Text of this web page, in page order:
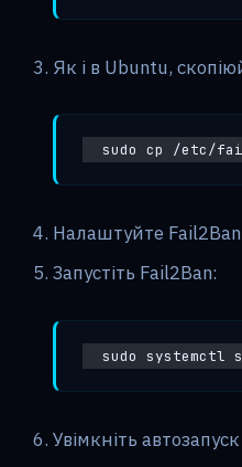
Як і в Ubuntu,
sudo cp /etc/
Налаштуйте
Запустіть Fail2Ban:
sudo systemctl
Увімкніть